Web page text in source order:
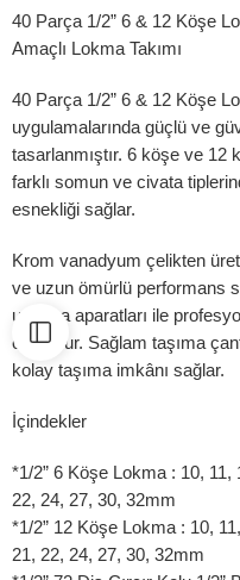
40 Parça 1/2” 6 & 12 Köşe
Amaçlı Lokma Takımı
40 Parça 1/2” 6 & 12 Köşe
uygulamalarında güçlü ve
tasarlanmıştır. 6 köşe ve
farklı somun ve civata
esnekliği sağlar.
Krom vanadyum çelikten
ve uzun ömürlü performans
uzatma aparatları ile
oluşturur. Sağlam taşıma
kolay taşıma imkânı sağlar.
İçindekler
*1/2” 6 Köşe Lokma : 10, 11,
22, 24, 27, 30, 32mm
*1/2” 12 Köşe Lokma : 10,
21, 22, 24, 27, 30, 32mm